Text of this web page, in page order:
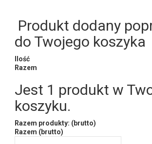
Produkt dodany
do Twojego koszyka
Ilość
Razem
Jest 1 produkt w
koszyku.
Razem produkty: (brutto)
Razem (brutto)